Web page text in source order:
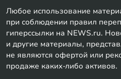
Любое использование
при соблюдении правил
гиперссылки на NEWS.ru.
и другие материалы,
не являются офертой или
продаже каких-либо активов.